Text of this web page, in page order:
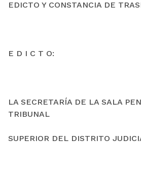
EDICTO Y CONSTANCIA DE
E D I C T O:
LA SECRETARÍA DE LA SALA
TRIBUNAL
SUPERIOR DEL DISTRITO